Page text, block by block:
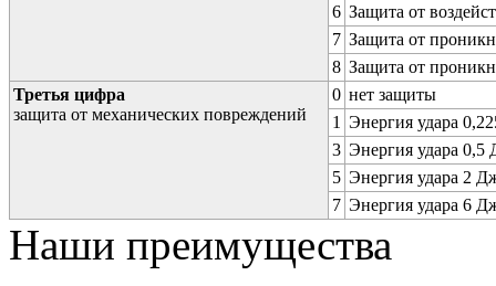
6 Защита от
7 Защита от
8 Защита от
Третья цифра
защита от механических повреждений
0 нет защиты
1 Энергия удара
3 Энергия удара 0,5
5 Энергия удара 2
7 Энергия удара 6
Наши преимущества